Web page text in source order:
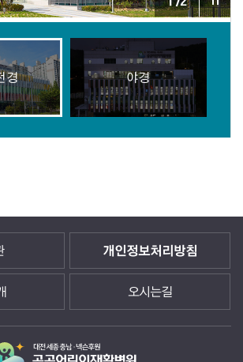
경 야경
개인정보처리방침
오시는길